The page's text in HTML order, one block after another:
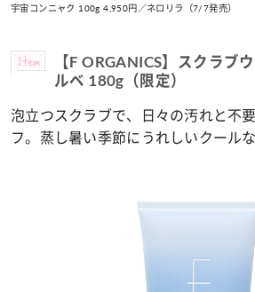
宇宙コンニャク 100g 4,950円／ネロリラ（7/7発売）
Item
【F ORGANICS】スクラブ
ルベ 180g（限定）
泡立つスクラブで、日々の汚れと不
フ。蒸し暑い季節にうれしいクールな